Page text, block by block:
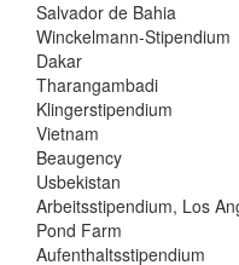
Salvador de Bahia
Winckelmann-Stipendium
Dakar
Tharangambadi
Klingerstipendium
Vietnam
Beaugency
Usbekistan
Arbeitsstipendium, Los
Pond Farm
Aufenthaltsstipendium